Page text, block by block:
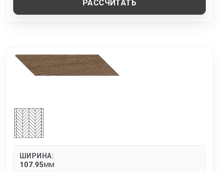
РАССЧИТАТЬ
ШИРИНА:
107.95MM